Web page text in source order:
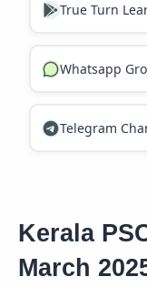
True Turn
Whatsapp
Telegram
Kerala
March